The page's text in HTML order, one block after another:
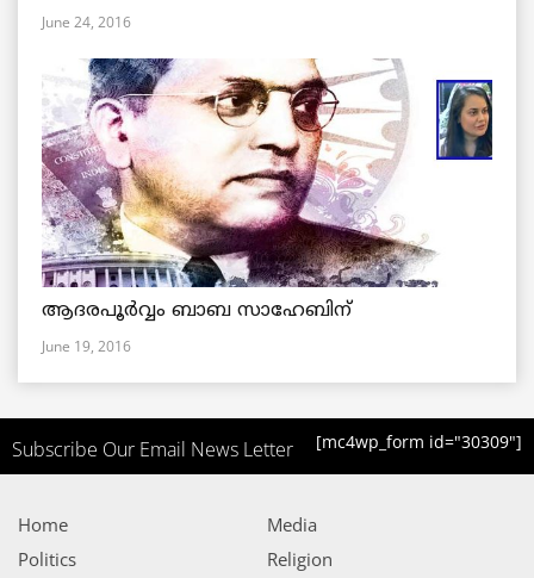
June 24, 2016
ആദരപൂര്‍വ്വം ബാബ സാഹേബിന്
June 19, 2016
Subscribe Our Email News Letter [mc4wp_form id="30309"]
Home
Politics
Media
Religion